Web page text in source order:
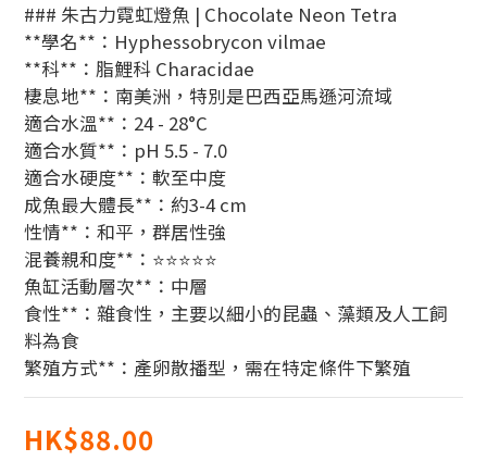
### 朱古力霓虹燈魚 | Chocolate Neon Tetra
**學名**：Hyphessobrycon vilmae
**科**：脂鯉科 Characidae
棲息地**：南美洲，特別是巴西亞馬遜河流域
適合水溫**：24 - 28°C
適合水質**：pH 5.5 - 7.0
適合水硬度**：軟至中度
成魚最大體長**：約3-4 cm
性情**：和平，群居性強
混養親和度**：⭐⭐⭐⭐⭐
魚缸活動層次**：中層
食性**：雜食性，主要以細小的昆蟲、藻類及人工飼
料為食
繁殖方式**：產卵散播型，需在特定條件下繁殖
HK$88.00